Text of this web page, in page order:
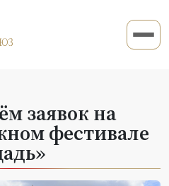
заявок на
фестивале